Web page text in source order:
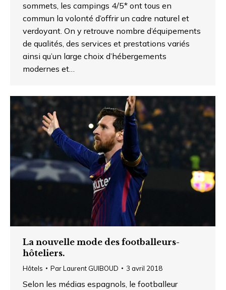
sommets, les campings 4/5* ont tous en
commun la volonté d’offrir un cadre naturel et
verdoyant. On y retrouve nombre d’équipements
de qualités, des services et prestations variés
ainsi qu’un large choix d’hébergements
modernes et…
La nouvelle mode des footballeurs-
hôteliers.
Hôtels ParLaurent GUIBOUD 3 avril 2018
Selon les médias espagnols, le footballeur